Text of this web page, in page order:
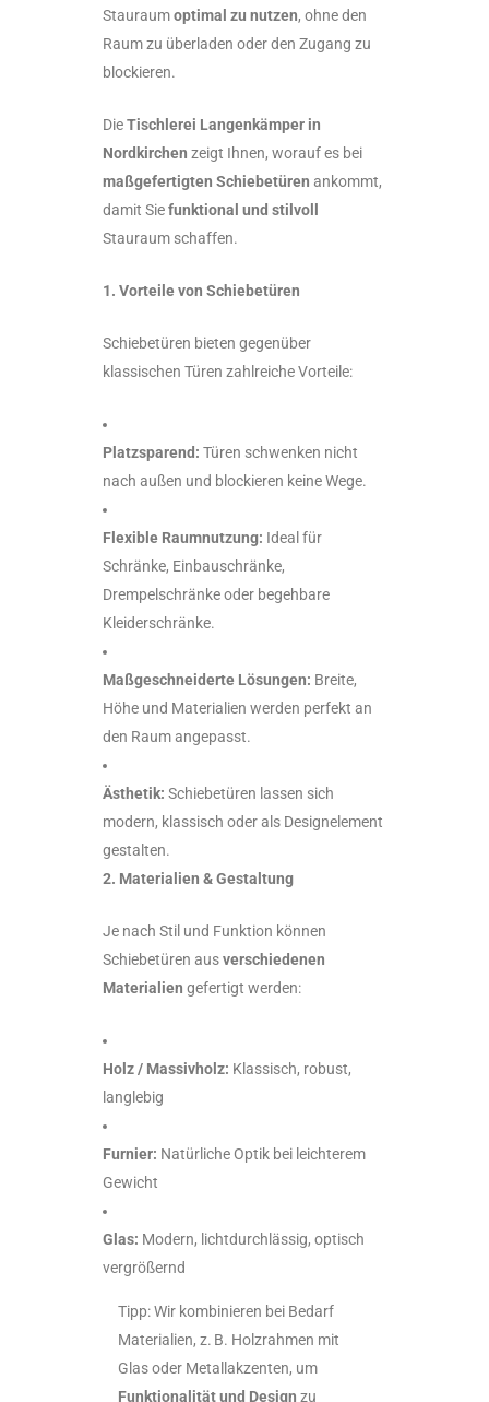
Stauraumoptimal zu nutzen, ohne den
Raum zu überladen oder den Zugang zu
blockieren.
DieTischlerei Langenkämper in
Nordkirchen zeigt Ihnen, worauf es bei
maßgefertigten Schiebetüren ankommt,
damit Siefunktional und stilvoll
Stauraum schaffen.
1. Vorteile von Schiebetüren
Schiebetüren bieten gegenüber
klassischen Türen zahlreiche Vorteile:
Platzsparend: Türen schwenken nicht
nach außen und blockieren keine Wege.
Flexible Raumnutzung: Ideal für
Schränke, Einbauschränke,
Drempelschränke oder begehbare
Kleiderschränke.
Maßgeschneiderte Lösungen: Breite,
Höhe und Materialien werden perfekt an
den Raum angepasst.
Ästhetik: Schiebetüren lassen sich
modern, klassisch oder als Designelement
gestalten.
2. Materialien & Gestaltung
Je nach Stil und Funktion können
Schiebetüren ausverschiedenen
Materialien gefertigt werden:
Holz / Massivholz: Klassisch, robust,
langlebig
Furnier: Natürliche Optik bei leichterem
Gewicht
Glas: Modern, lichtdurchlässig, optisch
vergrößernd
Tipp: Wir kombinieren bei Bedarf
Materialien, z. B. Holzrahmen mit
Glas oder Metallakzenten, um
Funktionalität und Design zu